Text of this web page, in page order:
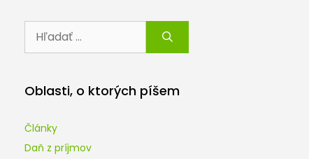
Oblasti, o ktorých píšem
Články
Daň z príjmov